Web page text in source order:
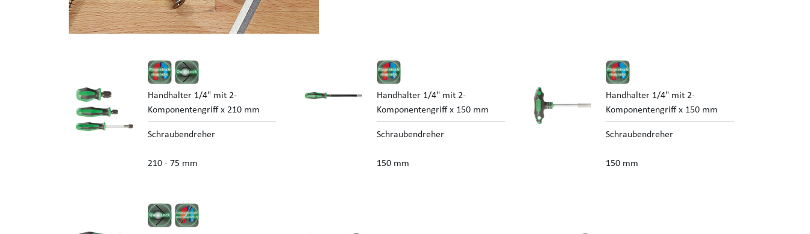
Handhalter 1/4" mit 2-
Komponentengriff x 210 mm
Schraubendreher
210 - 75 mm
Handhalter 1/4" mit 2-
Komponentengriff x 150 mm
Schraubendreher
150 mm
Handhalter 1/4" mit 2-
Komponentengriff x 150 mm
Schraubendreher
150 mm